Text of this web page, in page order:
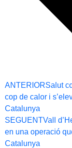
ANTERIORSalut
cop de calor i
Catalunya
SEGUENTVall
en una operació
Catalunya